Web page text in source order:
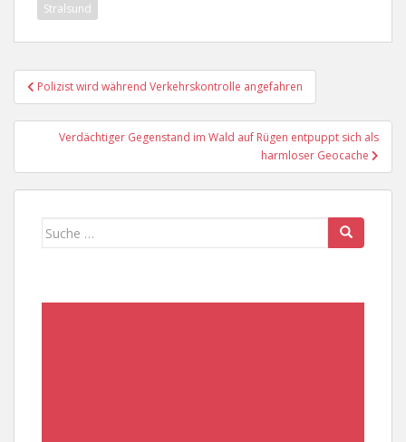
Stralsund
Beitragsnavigation
Polizist wird während Verkehrskontrolle angefahren
Verdächtiger Gegenstand im Wald auf Rügen entpuppt sich als
harmloser Geocache
Suche